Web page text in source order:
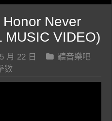
Never
MUSIC VIDEO)
月 22 日
聽音樂吧
數